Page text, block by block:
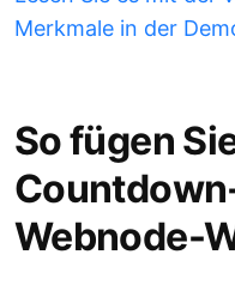
Merkmale in der
So fügen
Webnode-